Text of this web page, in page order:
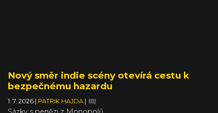
Nový směr indie scény otevírá cestu k
bezpečnému hazardu
1. 7. 2026 PATRIK HAJDA